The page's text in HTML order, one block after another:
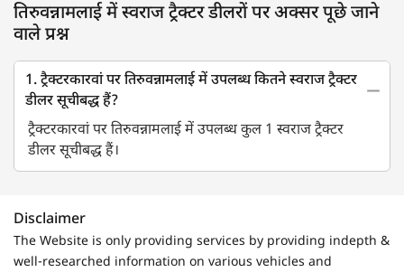
तिरुवन्नामलाई में स्वराज ट्रैक्टर डीलरों पर अक्सर पूछे जाने
वाले प्रश्न
1. ट्रैक्टरकारवां पर तिरुवन्नामलाई में उपलब्ध कितने स्वराज ट्रैक्टर
डीलर सूचीबद्ध हैं?
ट्रैक्टरकारवां पर तिरुवन्नामलाई में उपलब्ध कुल 1 स्वराज ट्रैक्टर
डीलर सूचीबद्ध हैं।
Disclaimer
The Website is only providing services by providing indepth &
well-researched information on various vehicles and